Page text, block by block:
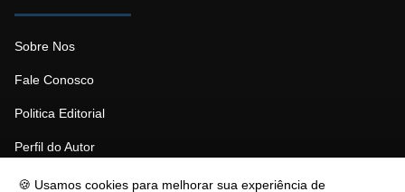
🍪 Usamos cookies para melhorar sua experiência de
Sobre Nos
Fale Conosco
Politica Editorial
Perfil do Autor